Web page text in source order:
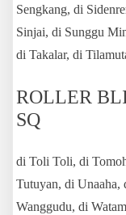
Sengkang, di
Sinjai, di Sunggu
di Takalar, di
ROLLER
SQ
di Toli Toli, di
Tutuyan, di Unaaha,
Wanggudu, di